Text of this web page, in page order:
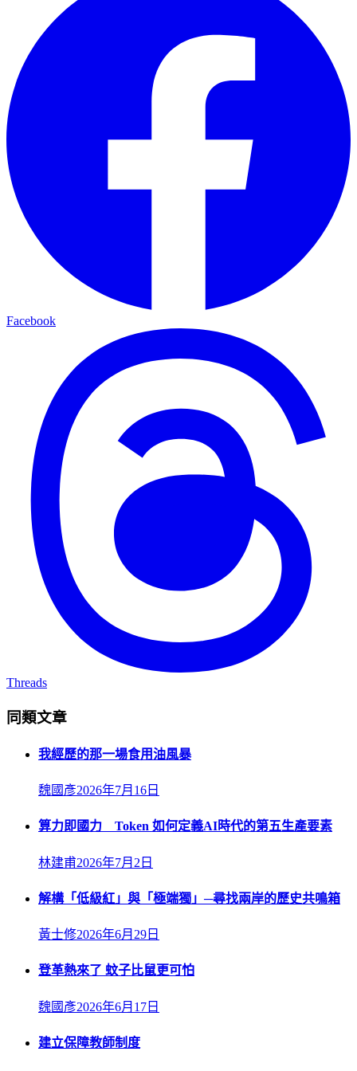
Facebook
Threads
同類文章
我經歷的那一場食用油風暴
魏國彥2026年7月16日
算力即國力 Token 如何定義AI時代的第五生產要素
林建甫2026年7月2日
解構「低級紅」與「極端獨」─尋找兩岸的歷史共鳴箱
黃士修2026年6月29日
登革熱來了 蚊子比鼠更可怕
魏國彥2026年6月17日
建立保障教師制度